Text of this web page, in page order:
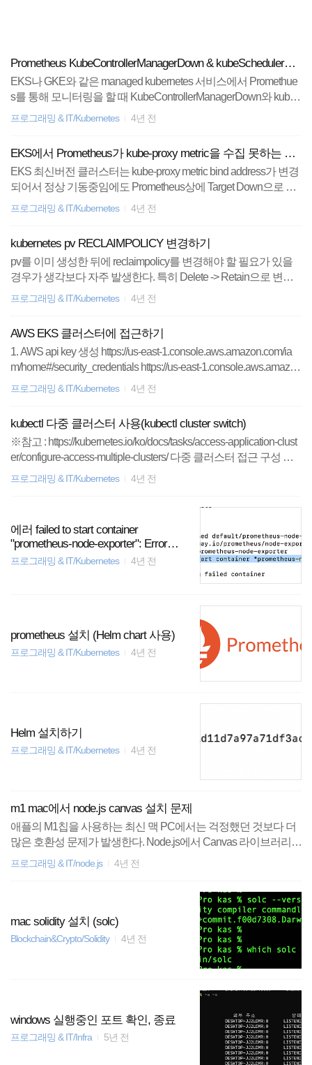
바
가
기
Prometheus KubeControllerManagerDown & kubeSchedulerDown (EKS,GKE)
EKS나 GKE와 같은 managed kubernetes 서비스에서 Promethue
s를 통해 모니터링을 할 때 KubeControllerManagerDown와 kube
SchedulerDown이 Firing되어 있는 것을 볼 수 있을 것이다. 이는 E
하는 것이기 때문에 kube controller manager나 kube scheduler와
같은 control plane 구성 요소들이 제공받은 worker node들에서 숨
겨져 있다. 따라서 해당 구성 요소들에 대한 metric 수집을 꺼두는
것이 좋다. 아래는 EKS를 사용할 때, ku..
프로그래밍 & IT/Kubernetes 4년 전
EKS에서 Prometheus가 kube-proxy metric을 수집 못하는 문제
EKS 최신버전 클러스터는 kube-proxy metric bind address가 변경
되어서 정상 기동중임에도 Prometheus상에 Target Down으로 표
시된다. (connect: connection refused) 이를 해결하기 위해 cm에 있
metricsBindAddress: 0.0.0.0:10249 kube-proxy를 한번씩 재시작 해
주면 metric이 정상적으로 수집되는 것을 확인할 수 있을 것이다.
프로그래밍 & IT/Kubernetes 4년 전
kubernetes pv RECLAIMPOLICY 변경하기
pv를 이미 생성한 뒤에 reclaimpolicy를 변경해야 할 필요가 있을
경우가 생각보다 자주 발생한다. 특히 Delete -> Retain으로 변경
해야 할 필요가 있을 때가 많은데, kubernetes에서는 kubectl patch
ersistentVolumeReclaimPolicy":"Retain"}}'
프로그래밍 & IT/Kubernetes 4년 전
AWS EKS 클러스터에 접근하기
1. AWS api key 생성 https://us-east-1.console.aws.amazon.com/ia
m/home#/security_credentials https://us-east-1.console.aws.amazo
n.com/iam/home#/security_credentials us-east-1.console.aws.amaz
명령어를 통해 kubeconfig에 eks 클러스터 정보를 등록하고 해당
클러스터를 사용하도록 설정할 수 있다. (kubeconfig 파일을 직접
수정해도 됨..) 등록된 api key의 계정이 해당 ..
프로그래밍 & IT/Kubernetes 4년 전
kubectl 다중 클러스터 사용(kubectl cluster switch)
※참고 : https://kubernetes.io/ko/docs/tasks/access-application-clust
er/configure-access-multiple-clusters/ 다중 클러스터 접근 구성 이
페이지에서는 구성 파일을 사용하여 다수의 클러스터에 접근할
관리하는 경우, 클러스터를 바꿔가면서 kubectl 명령어를 사용해
야 할 필요가 있다. 혹은 namespace에 따라 사용자를 바꿔가며
접근해야 할 경우가 있을 수 있다. 이럴 경우 kubectl c..
프로그래밍 & IT/Kubernetes 4년 전
에러 failed to start container
"prometheus-node-exporter": Error
response from daemon: path / is
프로그래밍 & IT/Kubernetes 4년 전
prometheus 설치 (Helm chart 사용)
프로그래밍 & IT/Kubernetes 4년 전
Helm 설치하기
프로그래밍 & IT/Kubernetes 4년 전
m1 mac에서 node.js canvas 설치 문제
애플의 M1칩을 사용하는 최신 맥 PC에서는 걱정했던 것보다 더
많은 호환성 문제가 발생한다. Node.js에서 Canvas 라이브러리를
사용해야 했지만, 역시나 순조롭게 진행되지 않았다. 다행히도 최
신 버전(2.9.0 이상)의 canvas에서는 m1칩을 지원해주지만, 별도
ff gdk-pixbuf librsvg 위 명령어를 통해 별도의 디팬던시를 수동으
로 설치해 주어야 m1 mac에서도 canvas 설치가 정상적으로 진행
된다.
프로그래밍 & IT/node.js 4년 전
mac solidity 설치 (solc)
Blockchain&Crypto/Solidity 4년 전
windows 실행중인 포트 확인, 종료
프로그래밍 & IT/Infra 5년 전
종목분석
spring
docker
티스토리
EOS
주식